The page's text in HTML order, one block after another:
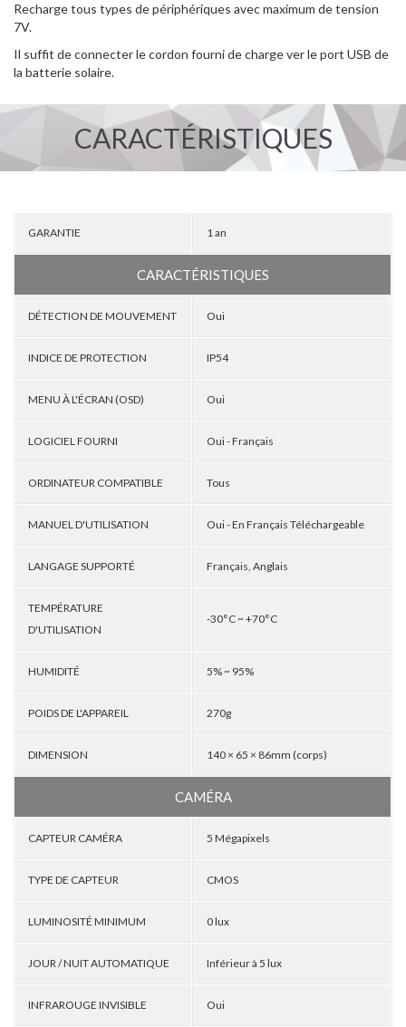
Recharge tous types de périphériques avec maximum de tension
7V.
Il suffit de connecter le cordon fourni de charge ver le port USB de
la batterie solaire.
CARACTÉRISTIQUES
GARANTIE 1 an
CARACTÉRISTIQUES
DÉTECTION DE MOUVEMENT Oui
INDICE DE PROTECTION IP54
MENU À L'ÉCRAN (OSD) Oui
LOGICIEL FOURNI Oui - Français
ORDINATEUR COMPATIBLE Tous
MANUEL D'UTILISATION Oui - En Français Téléchargeable
LANGAGE SUPPORTÉ Français, Anglais
TEMPÉRATURE
D'UTILISATION
-30°C ~ +70°C
HUMIDITÉ 5% ~ 95%
POIDS DE L'APPAREIL 270g
DIMENSION 140 × 65 × 86mm (corps)
CAMÉRA
CAPTEUR CAMÉRA 5 Mégapixels
TYPE DE CAPTEUR CMOS
LUMINOSITÉ MINIMUM 0 lux
JOUR / NUIT AUTOMATIQUE Inférieur à 5 lux
INFRAROUGE INVISIBLE Oui